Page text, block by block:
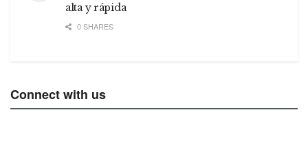
alta y rápida
0 SHARES
Connect with us